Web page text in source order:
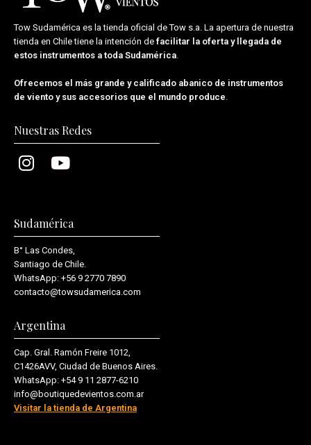
Tow Sudamérica es la tienda oficial deTow s.a. La apertura de nuestra
tienda en Chile tiene la intención de facilitar la oferta y llegada de
estos instrumentos a toda Sudamérica.
Ofrecemos el más grande y calificado abanico de instrumentos
de viento y sus accesorios que el mundo produce.
Nuestras Redes
Sudamérica
B° Las Condes,
Santiago de Chile.
WhatsApp: +56 9 2770 7890
contacto@towsudamerica.com
Argentina
Cap. Gral. Ramón Freire 1012,
C1426AVV, Ciudad de Buenos Aires.
WhatsApp: +54 9 11 2877-6210
info@boutiquedevientos.com.ar
Visitar la tienda de Argentina